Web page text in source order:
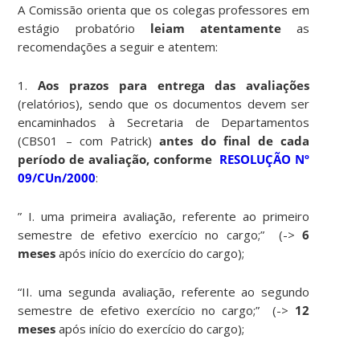
A Comissão orienta que os colegas professores em
estágio probatório leiam atentamente as
recomendações a seguir e atentem:
1.Aos prazos para entrega das avaliações
(relatórios), sendo que os documentos devem ser
encaminhados à Secretaria de Departamentos
(CBS01 – com Patrick)antes do final de cada
período de avaliação, conforme RESOLUÇÃO Nº
09/CUn/2000:
” I. uma primeira avaliação, referente ao primeiro
semestre de efetivo exercício no cargo;” (->6
meses após início do exercício do cargo);
“II. uma segunda avaliação, referente ao segundo
semestre de efetivo exercício no cargo;” (-> 12
meses após início do exercício do cargo);